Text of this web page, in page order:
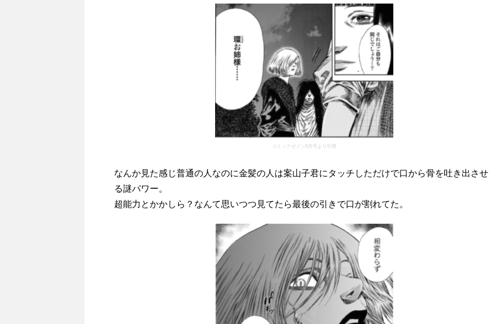
コミックゼノン5月号より引用
なんか見た感じ普通の人なのに金髪の人は案山子君にタッチしただけで口から骨を吐き出させ
る謎パワー。
超能力とかかしら？なんて思いつつ見てたら最後の引きで口が割れてた。